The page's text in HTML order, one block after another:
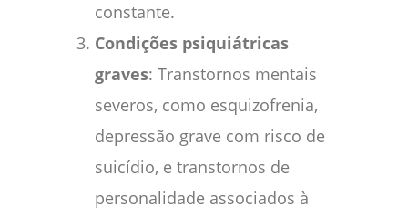
constante.
Condições psiquiátricas
graves: Transtornos mentais
severos, como esquizofrenia,
depressão grave com risco de
suicídio, e transtornos de
personalidade associados à